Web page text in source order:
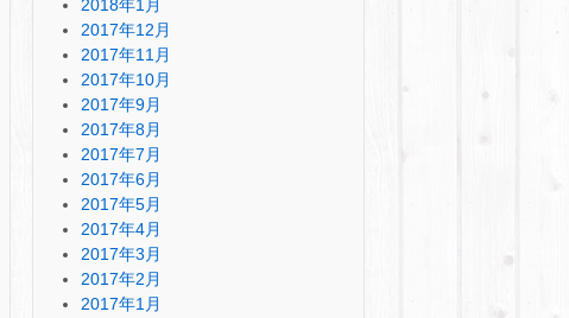
2018年1月
2017年12月
2017年11月
2017年10月
2017年9月
2017年8月
2017年7月
2017年6月
2017年5月
2017年4月
2017年3月
2017年2月
2017年1月